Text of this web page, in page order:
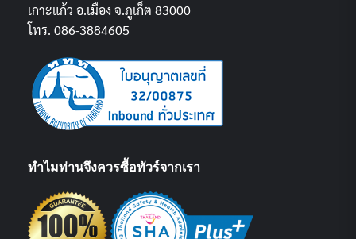
เกาะแก้ว อ.เมือง จ.ภูเก็ต 83000
โทร. 086-3884605
ทำไมท่านจึงควรซื้อทัวร์จากเรา